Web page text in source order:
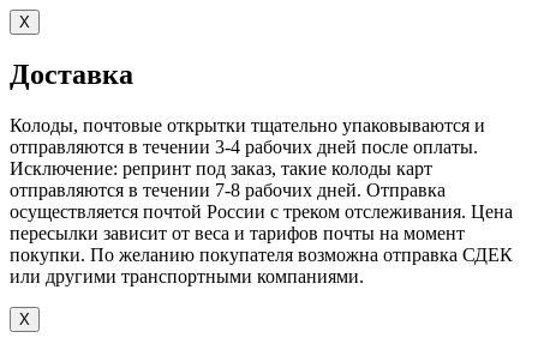
X
Доставка
Колоды, почтовые открытки тщательно упаковываются и
отправляются в течении 3-4 рабочих дней после оплаты.
Исключение: репринт под заказ, такие колоды карт
отправляются в течении 7-8 рабочих дней. Отправка
осуществляется почтой России с треком отслеживания. Цена
пересылки зависит от веса и тарифов почты на момент
покупки. По желанию покупателя возможна отправка СДЕК
или другими транспортными компаниями.
X